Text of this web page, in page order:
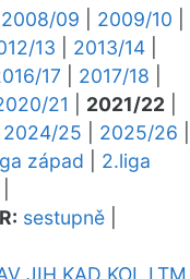
2008/09 2009/10
13 2013/14
17 2017/18
21 2021/22
2024/25 2025/26
západ
2.liga
sestupně
JIH KAD KOL LTM